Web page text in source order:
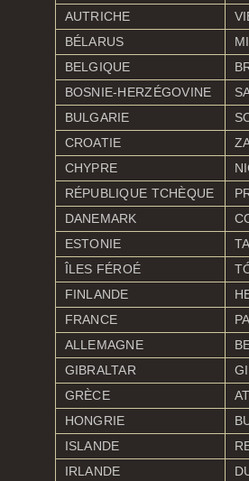
AUTRICHE
BÉLARUS
BELGIQUE
BOSNIE-HERZÉGOVINE
BULGARIE
CROATIE
CHYPRE
RÉPUBLIQUE TCHÈQUE
DANEMARK
ESTONIE
ÎLES FÉROÉ
FINLANDE
FRANCE
ALLEMAGNE
GIBRALTAR
GRÈCE
HONGRIE
ISLANDE
IRLANDE